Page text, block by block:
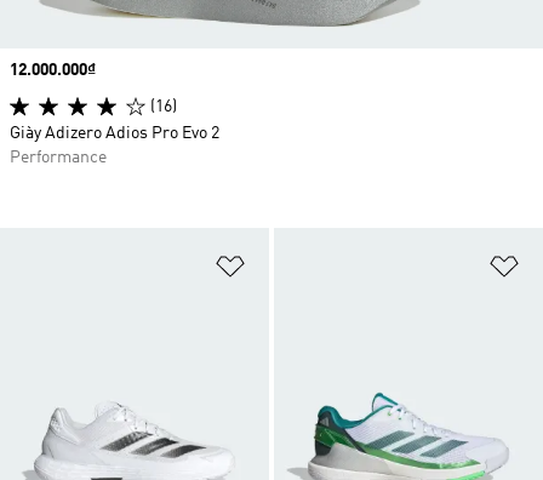
Price
12.000.000₫
(16)
Giày Adizero Adios Pro Evo 2
Performance